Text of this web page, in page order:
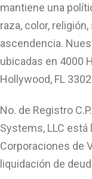
mantiene una
raza, color,
ascendencia.
ubicadas en 4000
Hollywood, FL
No. de Registro
Systems, LLC
Corporaciones de
liquidación de